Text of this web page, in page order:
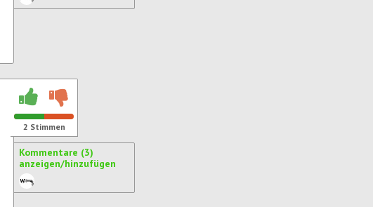
2 Stimmen
Kommentare (3)
anzeigen/hinzufügen